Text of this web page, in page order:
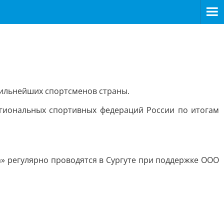
спортсменов страны.
спортивных федераций России по итогам
проводятся в Сургуте при поддержке ООО